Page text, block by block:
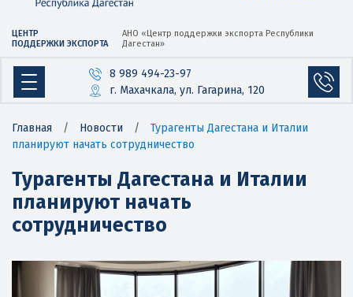
ЦЕНТР
ПОДДЕРЖКИ ЭКСПОРТА
АНО «Центр поддержки экспорта Республики
Дагестан»
8 989 494-23-97
г. Махачкала, ул. Гагарина, 120
Главная / Новости /
Турагенты Дагестана и Италии
планируют начать сотрудничество
Турагенты Дагестана и Италии
планируют начать
сотрудничество